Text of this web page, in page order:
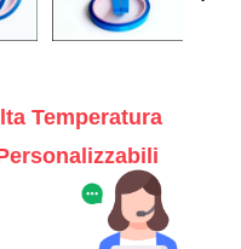
Temperatura